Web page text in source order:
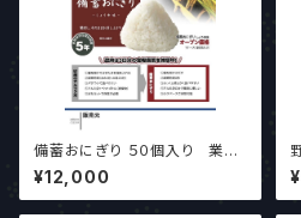
備蓄おにぎり ５０個入り 業界
最安値！！
¥12,000